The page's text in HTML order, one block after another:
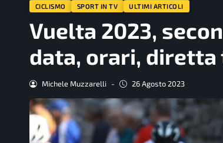
CICLISMO SPORT IN TV ULTIMI ARTICOLI
Vuelta 2023,
data, orari, diretta
Michele Muzzarelli - 26 Agosto 2023